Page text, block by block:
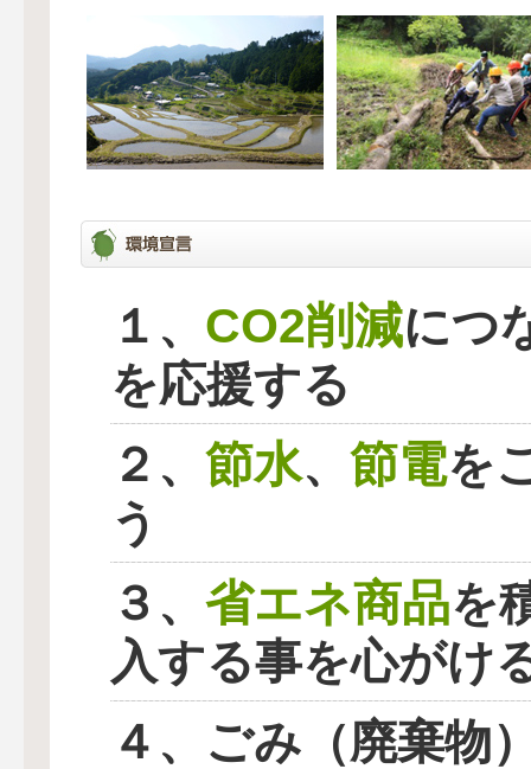
１、 CO2削減につ
を応援する
２、 節水、 節電を
う
３、 省エネ商品を
入する事を心がけ
４、ごみ（廃棄物